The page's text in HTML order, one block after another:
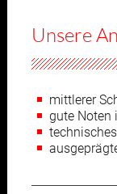
Unsere
mittlerer
gute Noten